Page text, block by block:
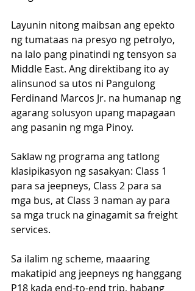
Layunin nitong maibsan ang epekto
ng tumataas na presyo ng petrolyo,
na lalo pang pinatindi ng tensyon sa
Middle East. Ang direktibang ito ay
alinsunod sa utos ni Pangulong
Ferdinand Marcos Jr. na humanap ng
agarang solusyon upang mapagaan
ang pasanin ng mga Pinoy.
Saklaw ng programa ang tatlong
klasipikasyon ng sasakyan: Class 1
para sa jeepneys, Class 2 para sa
mga bus, at Class 3 naman ay para
sa mga truck na ginagamit sa freight
services.
Sa ilalim ng scheme, maaaring
makatipid ang jeepneys ng hanggang
P18 kada end-to-end trip, habang